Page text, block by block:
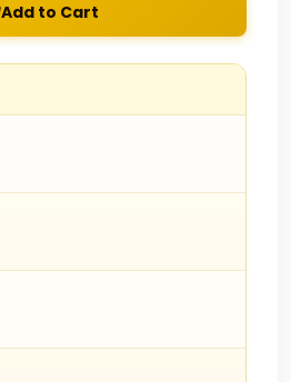
Add to Cart